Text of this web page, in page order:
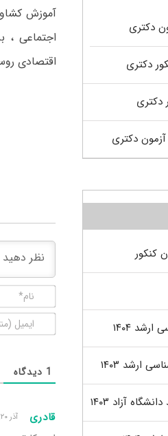
آموزش
اجتماعی ،
اقتصادی
1 دیدگاه
قادری آذر ۲۰, ۱۳۹۳ ۲:۵۳ ق٫ظ
دکتری
دکتری
دکتری
دکتری
کنکور
۱۴۰۴
ارشد ۱۴۰۳
آزاد ۱۴۰۳